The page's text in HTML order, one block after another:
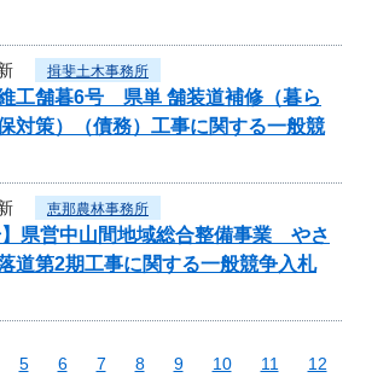
揖斐土木事務所
維工舗暮6号 県単 舗装道補修（暮ら
対策）（債務）工事に関する一般競
恵那農林事務所
】県営中山間地域総合整備事業 やさ
第2期工事に関する一般競争入札
5 6 7 8 9 10 11
12